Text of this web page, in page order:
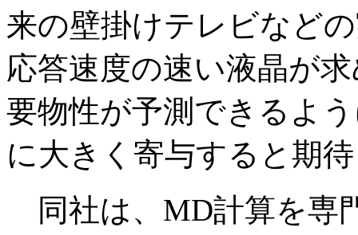
来の壁掛けテレビなど
応答速度の速い液晶が
要物性が予測できるよ
に大きく寄与すると期
同社は、MD計算を専